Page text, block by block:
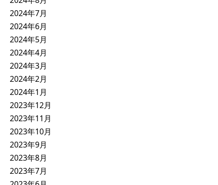
2024年7月
2024年6月
2024年5月
2024年4月
2024年3月
2024年2月
2024年1月
2023年12月
2023年11月
2023年10月
2023年9月
2023年8月
2023年7月